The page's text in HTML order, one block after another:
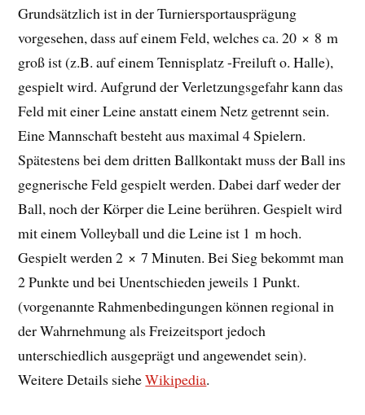
Grundsätzlich ist in der Turniersportausprägung
vorgesehen, dass auf einem Feld, welches ca. 20 × 8 m
groß ist (z.B. auf einem Tennisplatz -Freiluft o. Halle),
gespielt wird. Aufgrund der Verletzungsgefahr kann das
Feld mit einer Leine anstatt einem Netz getrennt sein.
Eine Mannschaft besteht aus maximal 4 Spielern.
Spätestens bei dem dritten Ballkontakt muss der Ball ins
gegnerische Feld gespielt werden. Dabei darf weder der
Ball, noch der Körper die Leine berühren. Gespielt wird
mit einem Volleyball und die Leine ist 1 m hoch.
Gespielt werden 2 × 7 Minuten. Bei Sieg bekommt man
2 Punkte und bei Unentschieden jeweils 1 Punkt.
(vorgenannte Rahmenbedingungen können regional in
der Wahrnehmung als Freizeitsport jedoch
unterschiedlich ausgeprägt und angewendet sein).
Weitere Details sieheWikipedia.